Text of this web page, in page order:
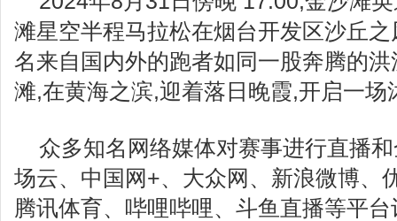
滩星空半程马拉松在烟台开发区沙丘
名来自国内外的跑者如同一股奔腾的
滩,在黄海之滨,迎着落日晚霞,开启一场
众多知名网络媒体对赛事进行直播
场云、中国网+、大众网、新浪微博、
腾讯体育、哔哩哔哩、斗鱼直播等平